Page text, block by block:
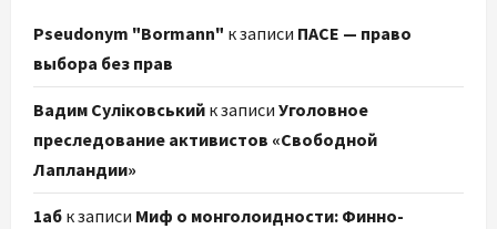
Pseudonym "Bormann" к записи ПАСЕ — право
выбора без прав
Вадим Суліковський к записи Уголовное
преследование активистов «Свободной
Лапландии»
1аб к записи Миф о монголоидности: Финно-